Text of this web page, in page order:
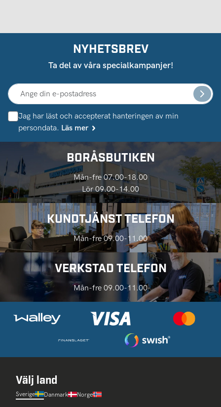
NYHETSBREV
Ta del av våra specialkampanjer!
Jag har läst och accepterat hanteringen av min
persondata. Läs mer
BORÅSBUTIKEN
Mån-fre 07.00-18.00
Lör 09.00-14.00
KUNDTJÄNST TELEFON
Mån-fre 09.00-11.00
VERKSTAD TELEFON
Mån-fre 09.00-11.00
Välj land
Sverige Danmark Norge